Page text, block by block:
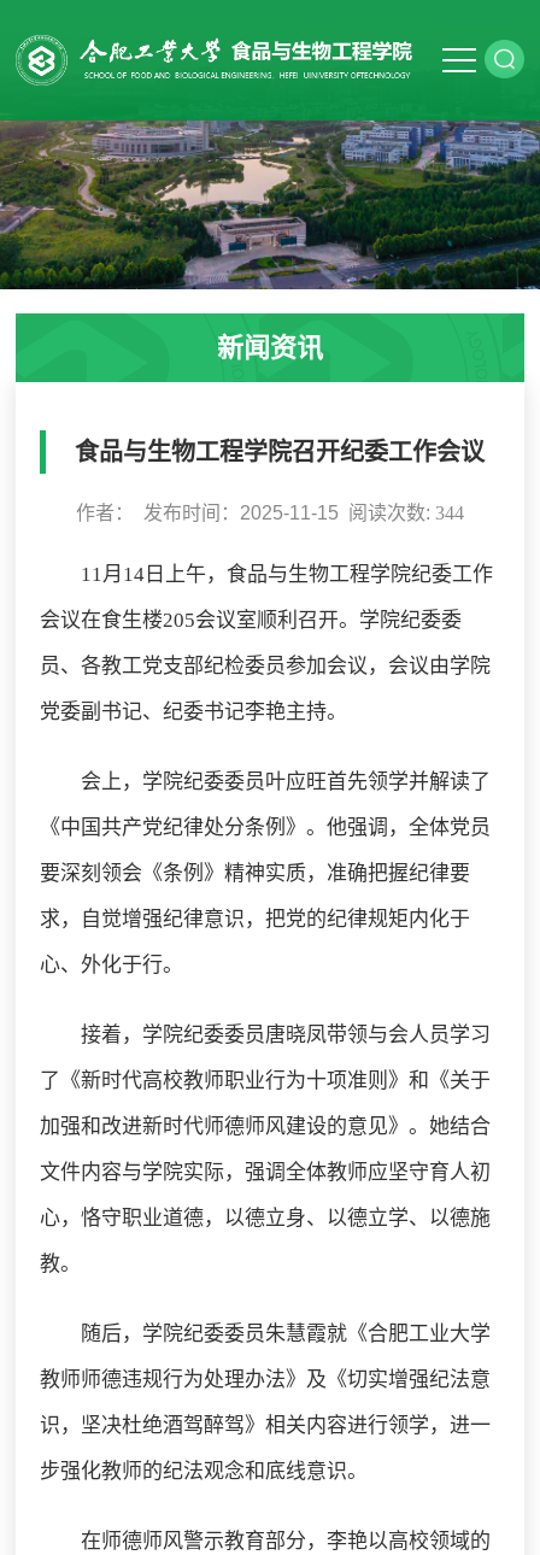
新闻资讯
食品与生物工程学院召开纪委工作会议
作者： 发布时间：2025-11-15 阅读次数: 344
11月14日上午，食品与生物工程学院纪委工作
会议在食生楼205会议室顺利召开。学院纪委委
员、各教工党支部纪检委员参加会议，会议由学院
党委副书记、纪委书记李艳主持。
会上，学院纪委委员叶应旺首先领学并解读了
《中国共产党纪律处分条例》。他强调，全体党员
要深刻领会《条例》精神实质，准确把握纪律要
求，自觉增强纪律意识，把党的纪律规矩内化于
心、外化于行。
接着，学院纪委委员唐晓凤带领与会人员学习
了《新时代高校教师职业行为十项准则》和《关于
加强和改进新时代师德师风建设的意见》。她结合
文件内容与学院实际，强调全体教师应坚守育人初
心，恪守职业道德，以德立身、以德立学、以德施
教。
随后，学院纪委委员朱慧霞就《合肥工业大学
教师师德违规行为处理办法》及《切实增强纪法意
识，坚决杜绝酒驾醉驾》相关内容进行领学，进一
步强化教师的纪法观念和底线意识。
在师德师风警示教育部分，李艳以高校领域的